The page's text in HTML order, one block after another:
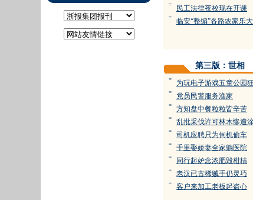
= 民工法律夜校现在开课
= 临安“整编”各路农家乐
第三版：世相
= 为玩电子游戏五童公园
= 党员民警服务渔家
= 方知盘中餐粒粒皆辛苦
= 乱批采伐许可林木惨遭
= 司机应聘只为伺机偷车
= 千里娶娇妻全家躺医院
= 同行起妒念浓肥毁柑桔
= 老汉已古稀贼手仍灵巧
= 客户来加工老板起盗心